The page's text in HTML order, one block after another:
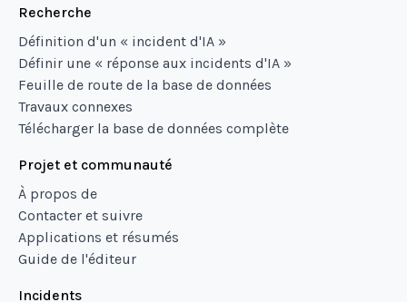
Recherche
Définition d'un « incident d'IA »
Définir une « réponse aux incidents d'IA »
Feuille de route de la base de données
Travaux connexes
Télécharger la base de données complète
Projet et communauté
À propos de
Contacter et suivre
Applications et résumés
Guide de l'éditeur
Incidents